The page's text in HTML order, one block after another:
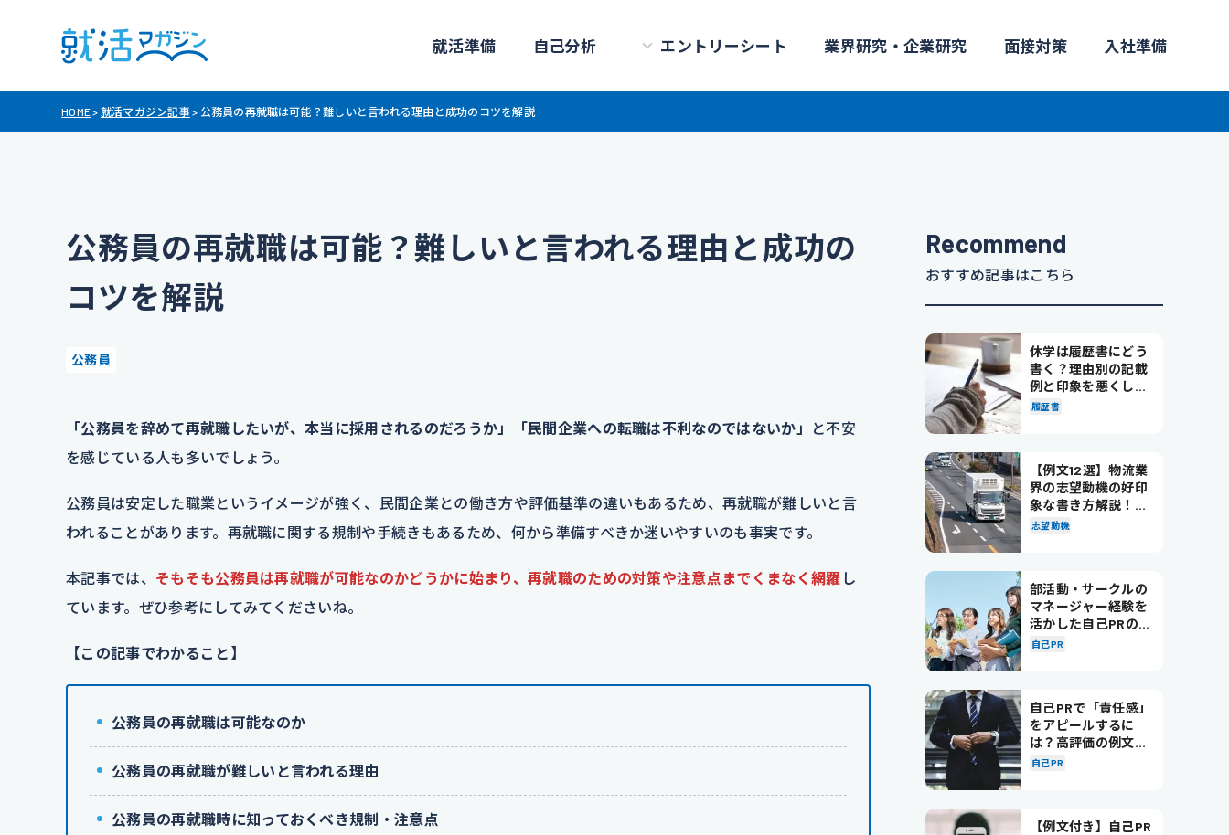
就活準備 自己分析 エントリーシート 業界研究・企業研究 面接対策 入社準備
HOME> 就活マガジン記事 > 公務員の再就職は可能？難しいと言われる理由と成功のコツを解説
公務員の再就職は可能？難しいと言われる理由と成功の
コツを解説
公務員
「公務員を辞めて再就職したいが、本当に採用されるのだろうか」「民間企業への転職は不利なのではないか」
と不安
を感じている人も多いでしょう。
公務員は安定した職業というイメージが強く、民間企業との働き方や評価基準の違いもあるため、再就職が難しいと言
われることがあります。再就職に関する規制や手続きもあるため、何から準備すべきか迷いやすいのも事実です。
本記事では、 そもそも公務員は再就職が可能なのかどうかに始まり、再就職のための対策や注意点までくまなく網羅 し
ています。ぜひ参考にしてみてくださいね。
【この記事でわかること】
公務員の再就職は可能なのか
公務員の再就職が難しいと言われる理由
公務員の再就職時に知っておくべき規制・注意点
Recommend
おすすめ記事はこちら
休学は履歴書にどう
書く？理由別の記載
例と印象を悪くしな
い書き方を解説
履歴書
【例文12選】物流業
界の志望動機の好印
象な書き方解説！パ
ターン別の例文も紹
志望動機
部活動・サークルの
マネージャー経験を
活かした自己PRの書
き方を徹底解説！
自己PR
自己PRで「責任感」
をアピールするに
は？高評価の例文も
紹介！
自己PR
【例文付き】自己PR